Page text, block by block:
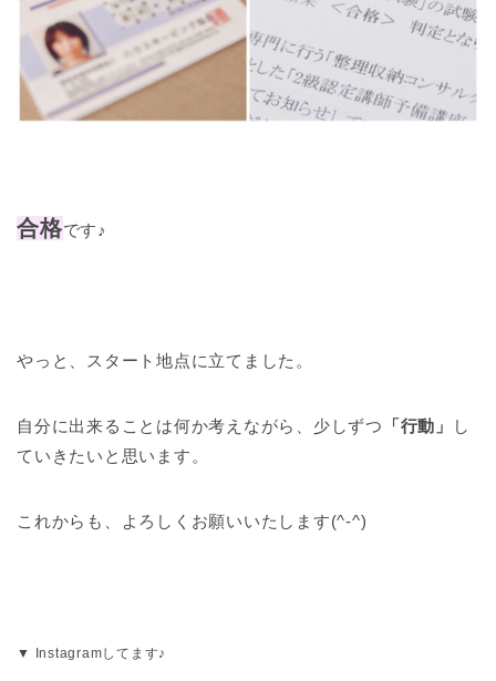
合格です♪
やっと、スタート地点に立てました。
自分に出来ることは何か考えながら、少しずつ 「行動」
し
ていきたいと思います。
これからも、よろしくお願いいたします(^-^)
▼ Instagramしてます♪